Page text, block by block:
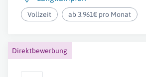
Vollzeit ab 3.961€ pro Monat
Direktbewerbung